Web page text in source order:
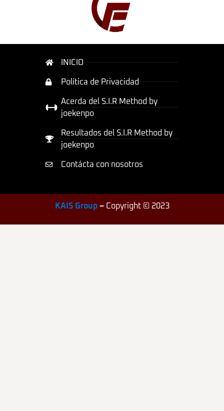
INICIO
Política de Privacidad
Acerda del S.I.R Method by
joekenpo
Resultados del S.I.R Method by
joekenpo
Contácta con nosotros
KAIS Group– Copyright © 2023